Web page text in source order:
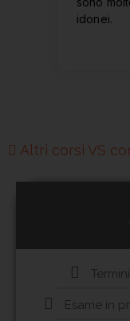
Altri corsi VS
Esame in